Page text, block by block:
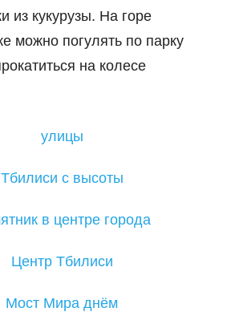
из кукурузы. На горе
можно погулять по парку
на колесе